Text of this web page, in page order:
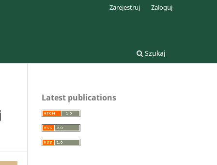
Szukaj
Zarejestruj Zaloguj
Latest publications